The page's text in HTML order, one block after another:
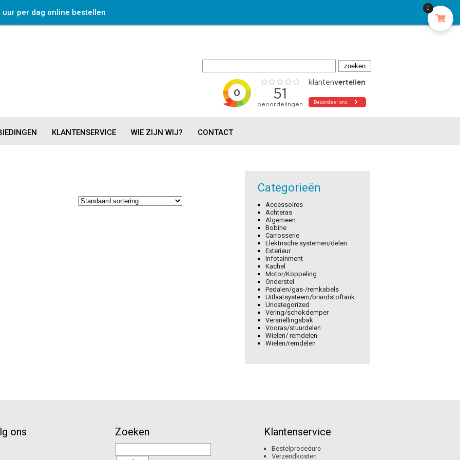
uur per dag online bestellen
KLANTENSERVICE WIE ZIJN WIJ? CONTACT
Categorieën
Accessoires
Achteras
Algemeen
Bobine
Carrosserie
Elektrische systemen/delen
Exterieur
Infotainment
Kachel
Motor/Koppeling
Onderstel
Pedalen/gas-/remkabels
Uitlaatsysteem/brandstoftank
Uncategorized
Vering/schokdemper
Versnellingsbak
Vooras/stuurdelen
Wielen/ remdelen
Wielen/remdelen
ons Zoeken Klantenservice
Bestelprocedure
Verzendkosten
0